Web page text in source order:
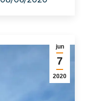
jun
7
2020